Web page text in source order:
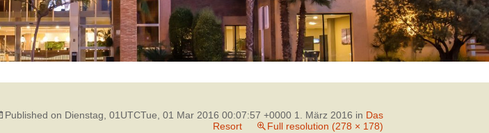
Published on Dienstag, 01UTCTue, 01 Mar 2016 00:07:57 +0000 1. März 2016 in Das
Resort
Full resolution (278 × 178)